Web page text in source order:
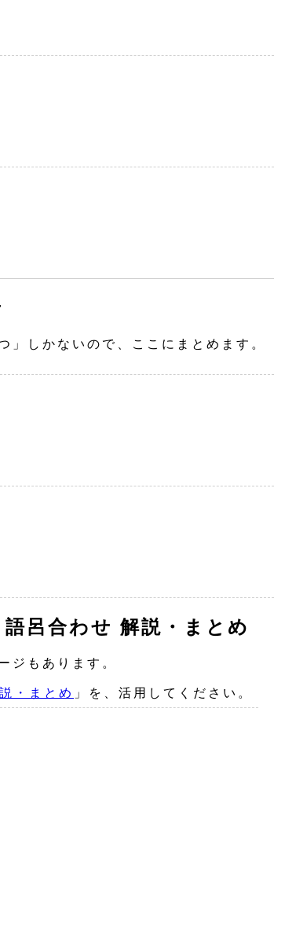
しかないので、ここにまとめます。
呂合わせ 解説・まとめ
ジもあります。
・まとめ 」を、活用してください。